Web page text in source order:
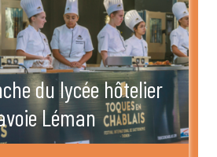
du lycée hôtelier
Léman